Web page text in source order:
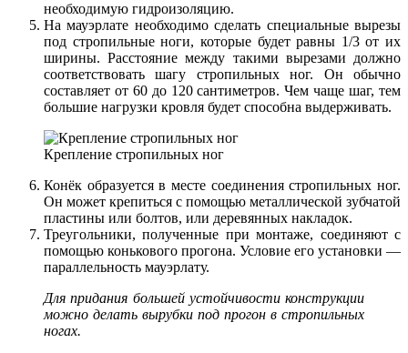
необходимую гидроизоляцию.
На мауэрлате необходимо сделать специальные вырезы
под стропильные ноги, которые будет равны 1/3 от их
ширины. Расстояние между такими вырезами должно
соответствовать шагу стропильных ног. Он обычно
составляет от 60 до 120 сантиметров. Чем чаще шаг, тем
большие нагрузки кровля будет способна выдерживать.
Крепление стропильных ног
Конёк образуется в месте соединения стропильных ног.
Он может крепиться с помощью металлической зубчатой
пластины или болтов, или деревянных накладок.
Треугольники, полученные при монтаже, соединяют с
помощью конькового прогона. Условие его установки —
параллельность мауэрлату.
Для придания большей устойчивости конструкции
можно делать вырубки под прогон в стропильных
ногах.